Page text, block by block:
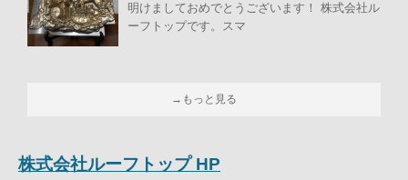
明けましておめでとうございます！ 株式会社ル
ーフトップです。スマ
→もっと見る
株式会社ルーフトップ HP